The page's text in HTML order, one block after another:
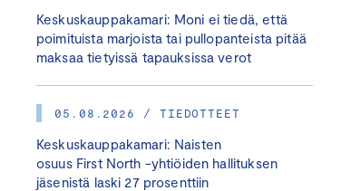
Keskuskauppakamari: Moni ei tiedä, että
poimituista marjoista tai pullopanteista pitää
maksaa tietyissä tapauksissa verot
05.08.2026 / TIEDOTTEET
Keskuskauppakamari: Naisten
osuus First North -yhtiöiden hallituksen
jäsenistä laski 27 prosenttiin